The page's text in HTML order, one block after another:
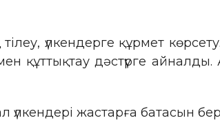
үлкендерге құрмет
құттықтау дәстүрге
үлкендері жастарға батасын